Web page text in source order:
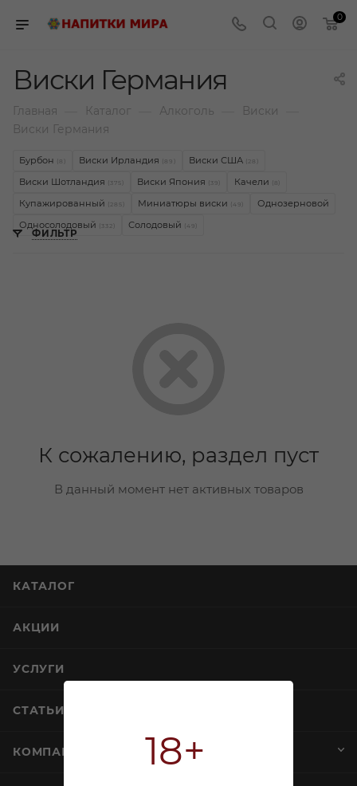
18+
0
Виски Германия
Главная Каталог Алкоголь Виски
Виски Германия
Бурбон (8) Виски Ирландия (89) Виски США (28)
Виски Шотландия (375) Виски Япония (39) Качели (8)
Купажированный (285) Миниатюры виски (49)
Однозерновой
Односолодовый
(332) Солодовый (49)
ФИЛЬТР
К сожалению, раздел пуст
В данный момент нет активных товаров
КАТАЛОГ
АКЦИИ
УСЛУГИ
СТАТЬИ
КОМПАНИЯ